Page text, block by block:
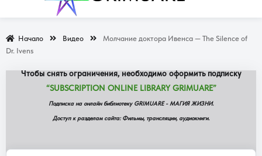
Начало Видео
Молчание доктора Ивенса — The Silence of
Dr. Ivens
Содержание данной страницы доступно ограниченной группе
Чтобы снять ограничения, необходимо оформить подписку
“SUBSCRIPTION ONLINE LIBRARY GRIMUARE”
Подписка на онлайн библиотеку GRIMUARE - МАГИЯ ЖИЗНИ.
Доступ к разделам сайта: Фильмы, трансляции, аудиокниги.